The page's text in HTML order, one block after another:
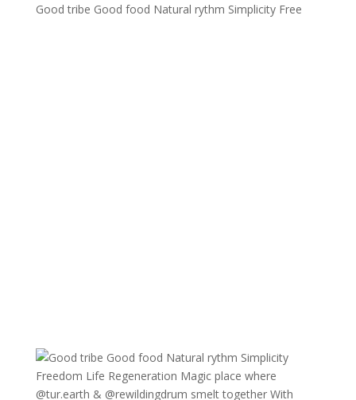
Good tribe Good food Natural rythm Simplicity Free